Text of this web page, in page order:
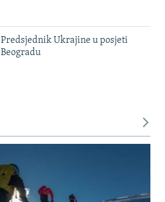
Predsjednik Ukrajine u posjeti
Beogradu